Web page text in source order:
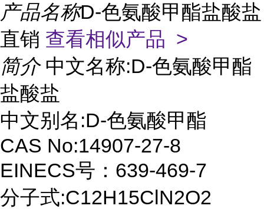
产品名称D-色氨酸甲酯盐酸盐
直销 查看相似产品 >
简介 中文名称:D-色氨酸甲酯
盐酸盐
中文别名:D-色氨酸甲酯
CAS No:14907-27-8
EINECS号：639-469-7
分子式:C12H15ClN2O2